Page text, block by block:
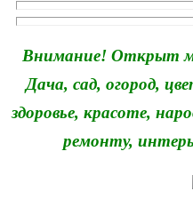
Внимание! Открыт
Дача, сад, огород,
здоровье, красоте,
ремонту,